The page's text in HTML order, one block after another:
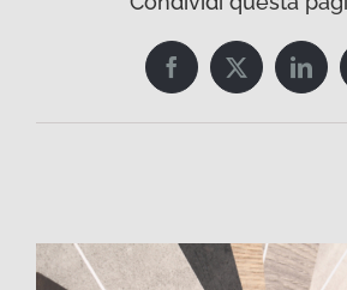
FacebookTwitter